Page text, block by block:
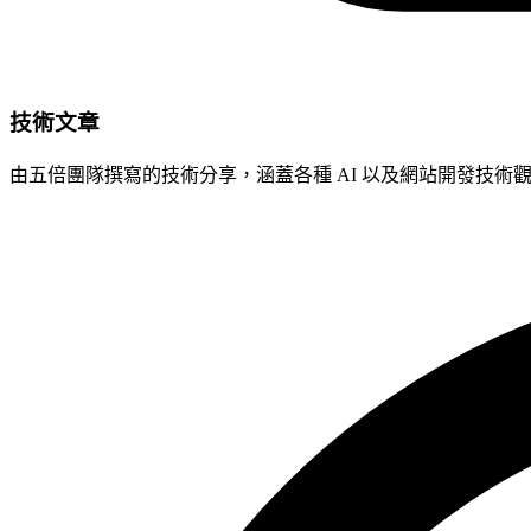
技術文章
由五倍團隊撰寫的技術分享，涵蓋各種 AI 以及網站開發技術